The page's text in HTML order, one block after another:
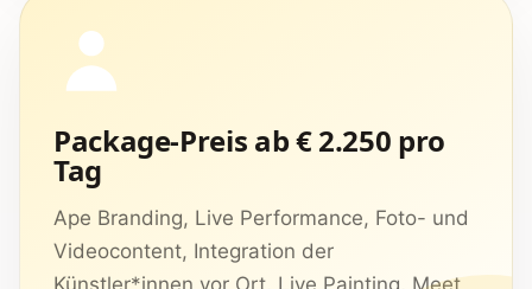
Package-Preis ab € 2.250 pro
Tag
Ape Branding, Live Performance, Foto- und
Videocontent, Integration der
Künstler*innen vor Ort, Live Painting, Meet